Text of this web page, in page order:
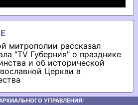
митрополии рассказал
"TV Губерния" о празднике
и об исторической
Церкви в
УПРАВЛЕНИЯ: